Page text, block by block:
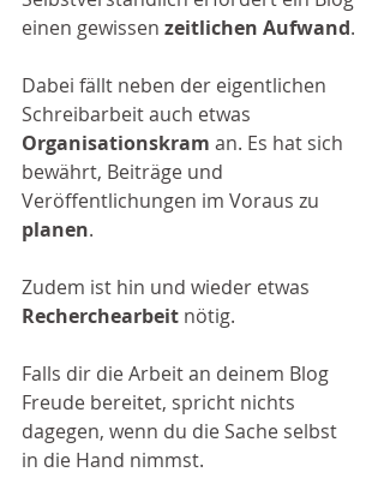
einen gewissen zeitlichen Aufwand.
Dabei fällt neben der eigentlichen
Schreibarbeit auch etwas
Organisationskram an. Es hat sich
bewährt, Beiträge und
Veröffentlichungen im Voraus zu
planen.
Zudem ist hin und wieder etwas
Recherchearbeit nötig.
Falls dir die Arbeit an deinem Blog
Freude bereitet, spricht nichts
dagegen, wenn du die Sache selbst
in die Hand nimmst.